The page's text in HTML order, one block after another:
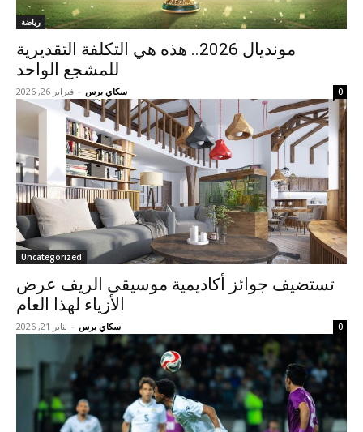
رياضة
مونديال 2026.. هذه هي التكلفة التقديرية
للمشجع الواحد
سكاي برس - فبراير 26, 2026 0
Uncategorized
تستضيف جوائز أكاديمية موسيقى الريف عرض
الأزياء لهذا العام
سكاي برس - يناير 21, 2026 0